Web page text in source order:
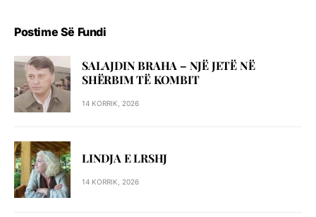
Postime Së Fundi
SALAJDIN BRAHA – NJЁ JETЁ NЁ
SHЁRBIM TЁ KOMBIT
14 KORRIK, 2026
LINDJA E LRSHJ
14 KORRIK, 2026